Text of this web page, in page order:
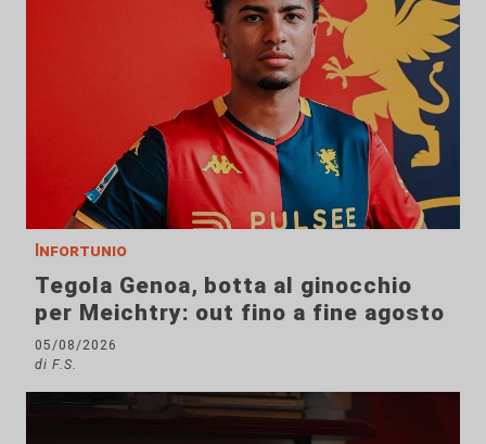
Infortunio
Tegola Genoa, botta al ginocchio
per Meichtry: out fino a fine agosto
05/08/2026
di F.S.